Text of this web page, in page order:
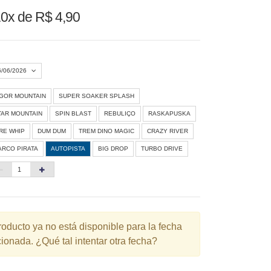
de R$ 4,90
06/2026
Agosto 2026 »
S Q Q S S
1
24 27 28 29
31
MOUNTAIN SUPER SOAKER SPLASH
MOUNTAIN SPIN BLAST REBULIÇO RASKAPUSKA
WHIP DUM DUM TREM DINO MAGIC CRAZY RIVER
PIRATA AUTOPISTA BIG DROP TURBO DRIVE
ya no está disponible para la fecha
¿Qué tal intentar otra fecha?